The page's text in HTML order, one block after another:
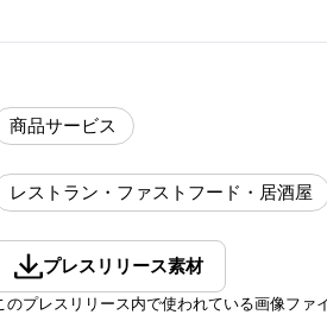
商品サービス
レストラン・ファストフード・居酒屋
プレスリリース素材
のプレスリリース内で使われている画像ファ